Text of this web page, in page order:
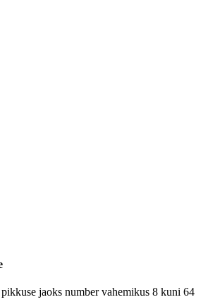
jaoks number vahemikus 8 kuni 64